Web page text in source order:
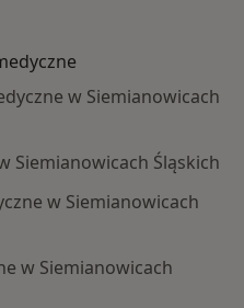
w Siemianowicach
Siemianowicach Śląskich
w Siemianowicach
w Siemianowicach